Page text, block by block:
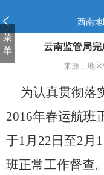
西南
菜
单
云南监管局
来源：地
为认真贯彻落
2016年春运航班
于1月22日至2月
班正常工作督查
窗
口
打
说
页
按